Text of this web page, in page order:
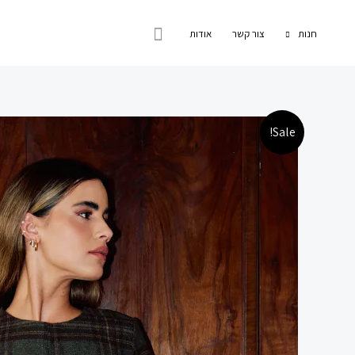
חנות צור קשר אודות חיפוש
Sale!